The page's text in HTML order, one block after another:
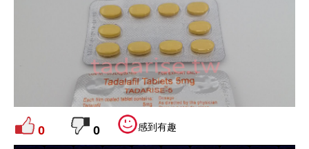
0 0 感到有趣